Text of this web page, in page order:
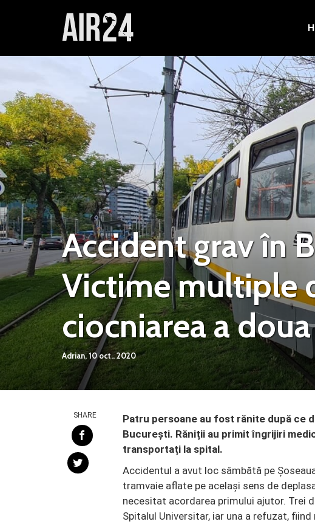
Accident grav în
Victime multiple
ciocniarea a
Adrian,10 oct.. 2020
Patru persoane au fost rănite după ce
București. Răniții au primit îngrijiri
transportați la spital.
Accidentul a avut loc sâmbătă pe
tramvaie aflate pe același sens de
necesitat acordarea primului ajutor. Trei
Spitalul Universitar, iar una a refuzat, fiind
SHARE